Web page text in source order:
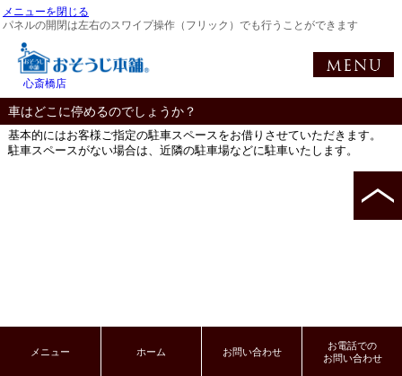
メニューを閉じる
パネルの開閉は左右のスワイプ操作（フリック）でも行うことができます
心斎橋店
車はどこに停めるのでしょうか？
基本的にはお客様ご指定の駐車スペースをお借りさせていただきます。
駐車スペースがない場合は、近隣の駐車場などに駐車いたします。
メニュー ホーム お問い合わせ
お電話での
お問い合わせ